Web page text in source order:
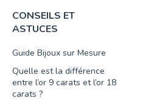
CONSEILS ET
ASTUCES
Guide Bijoux sur Mesure
Quelle est la différence
entre l’or 9 carats et l’or 18
carats ?